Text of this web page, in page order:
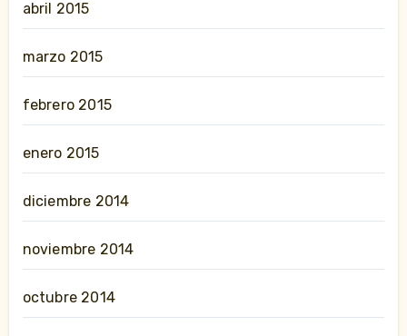
abril 2015
marzo 2015
febrero 2015
enero 2015
diciembre 2014
noviembre 2014
octubre 2014